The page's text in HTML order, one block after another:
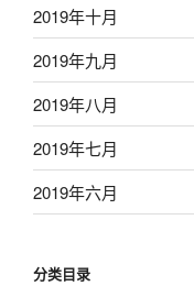
2019年十月
2019年九月
2019年八月
2019年七月
2019年六月
分类目录